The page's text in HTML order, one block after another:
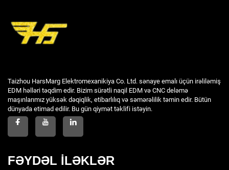
Taizhou HarsMarg Elektromexanikiya Co. Ltd. sənaye emalı üçün irəliləmiş
EDM həlləri təqdim edir. Bizim sürətli naqil EDM və CNC deləmə
maşınlarımız yüksək dəqiqlik, etibarlılıq və səmərəlilik təmin edir. Bütün
dünyada etimad edilir. Bu gün qiymət təklifi istəyin.
FƏYDƏL İLƏKLƏR